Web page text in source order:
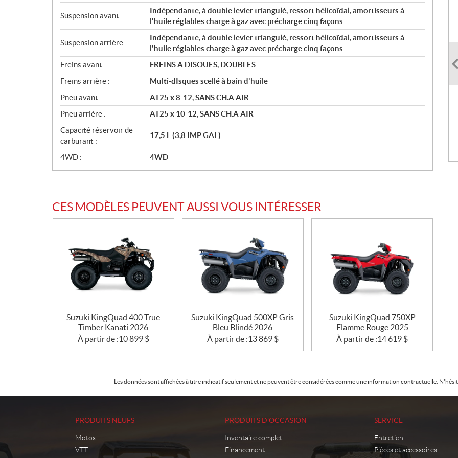
Suspension avant :
Indépendante, à double levier triangulé, ressort hélicoïdal, amortisseurs à
l'huile réglables charge à gaz avec précharge cinq façons
Suspension arrière :
Indépendante, à double levier triangulé, ressort hélicoïdal, amortisseurs à
l'huile réglables charge à gaz avec précharge cinq façons
Freins avant :
FREINS À DISOUES, DOUBLES
Freins arrière :
Multi-dIsques scellé à bain d'huile
Pneu avant :
AT25 x 8-12, SANS CH.À AIR
Pneu arrière :
AT25 x 10-12, SANS CH.À AIR
Capacité réservoir de
carburant :
17,5 L (3,8 IMP GAL)
4WD : 4WD
CES MODÈLES PEUVENT AUSSI VOUS INTÉRESSER
Suzuki KingQuad 400 True
Timber Kanati 2026
À partir de :10 899 $
Suzuki KingQuad 500XP Gris
Bleu Blindé 2026
À partir de :13 869 $
Suzuki KingQuad 750XP
Flamme Rouge 2025
À partir de :14 619 $
Les données sont affichées à titre indicatif seulement et ne peuvent être considérées comme une information contractuelle.
PRODUITS NEUFS
Motos
VTT
PRODUITS D'OCCASION
Inventaire complet
Financement
SERVICE
Entretien
Pièces et accessoires